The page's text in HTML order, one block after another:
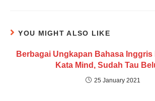
YOU MIGHT ALSO LIKE
Berbagai Ungkapan Bahasa Inggris
Kata Mind, Sudah Tau
25 January 2021